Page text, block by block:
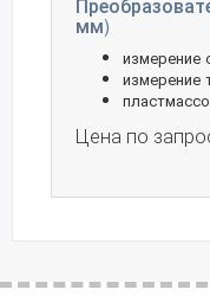
мм)
измерение
измерение
Цена по